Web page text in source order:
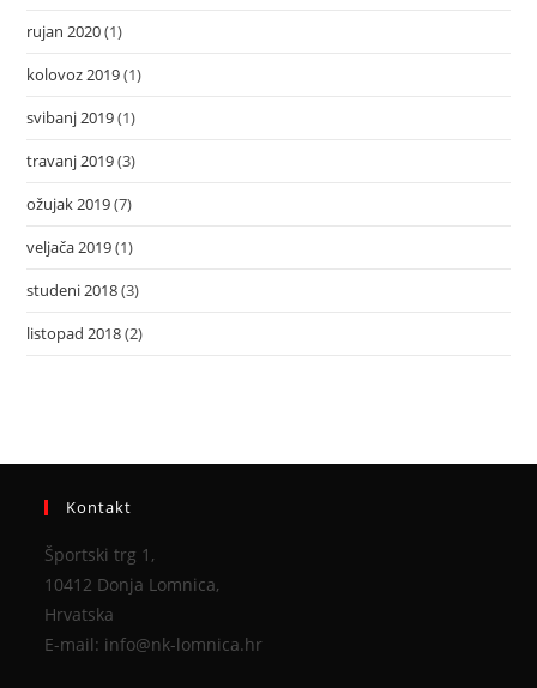
rujan 2020(1)
kolovoz 2019(1)
svibanj 2019(1)
travanj 2019(3)
ožujak 2019(7)
veljača 2019(1)
studeni 2018(3)
listopad 2018(2)
Kontakt
Športski trg 1,
10412 Donja Lomnica,
Hrvatska
E-mail: info@nk-lomnica.hr